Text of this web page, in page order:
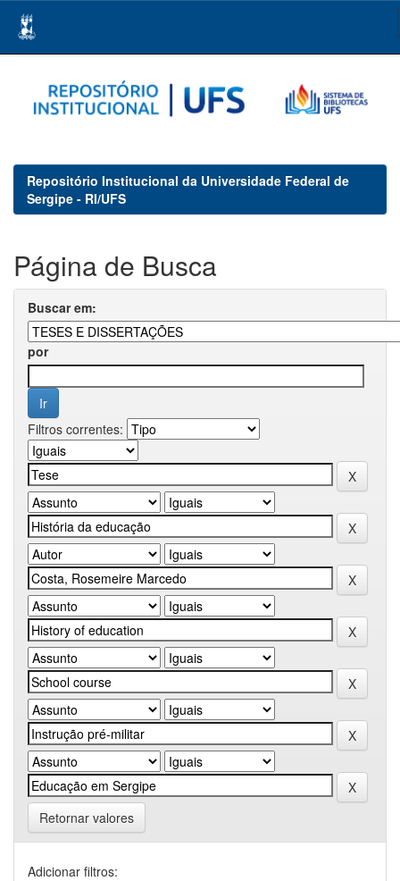
navigation
Repositório Institucional da Universidade Federal de
Sergipe - RI/UFS
Página de Busca
Buscar em:
por
Filtros correntes:
Retornar valores
Adicionar filtros: